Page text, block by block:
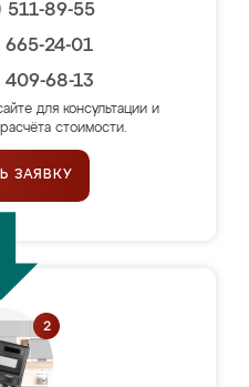
89-55
24-01
68-13
для консультации и
стоимости.
ЗАЯВКУ